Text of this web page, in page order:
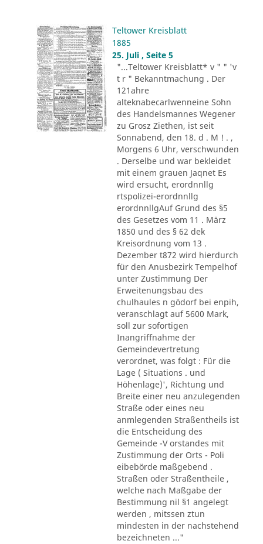
Teltower Kreisblatt
1885
25. Juli , Seite 5
"...Teltower Kreisblatt* v " " 'v
t r " Bekanntmachung . Der
121ahre
alteknabecarlwenneine Sohn
des Handelsmannes Wegener
zu Grosz Ziethen, ist seit
Sonnabend, den 18. d . M ! . ,
Morgens 6 Uhr, verschwunden
. Derselbe und war bekleidet
mit einem grauen Jaqnet Es
wird ersucht, erordnnllg
rtspolizei-erordnnllg
erordnnllgAuf Grund des §5
des Gesetzes vom 11 . März
1850 und des § 62 dek
Kreisordnung vom 13 .
Dezember t872 wird hierdurch
für den Anusbezirk Tempelhof
unter Zustimmung Der
Erweitenungsbau des
chulhaules n gödorf bei enpih,
veranschlagt auf 5600 Mark,
soll zur sofortigen
Inangriffnahme der
Gemeindevertretung
verordnet, was folgt : Für die
Lage ( Situations . und
Höhenlage)', Richtung und
Breite einer neu anzulegenden
Straße oder eines neu
anmlegenden Straßentheils ist
die Entscheidung des
Gemeinde -V orstandes mit
Zustimmung der Orts - Poli
eibebörde maßgebend .
Straßen oder Straßentheile ,
welche nach Maßgabe der
Bestimmung nil §1 angelegt
werden , mitssen ztun
mindesten in der nachstehend
bezeichneten ..."